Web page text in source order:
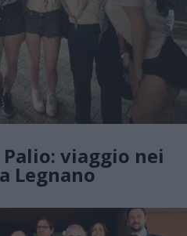
viaggio nei
Legnano